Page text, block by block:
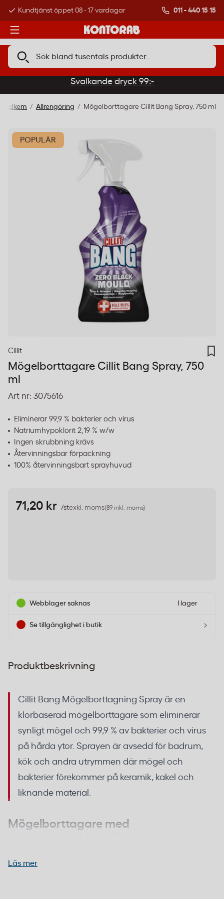
Kundtjänst öppet 08 - 17 vardagar Över 500 000
011 - 440 15 15
Svalkande dryck 99:-
Allrengöring Mögelborttagare Cillit Bang Spray, 750 ml
POPULÄR
Cillit
Mögelborttagare Cillit Bang Spray, 750
ml
Art nr: 3075616
Eliminerar 99,9 % bakterier och virus
Natriumhypoklorit 2,19 % w/w
Ingen skrubbning krävs
Återvinningsbar förpackning
100% återvinningsbart sprayhuvud
71,20 kr /stexkl. moms(89 inkl. moms)
Webblager saknas I lager
Se tillgänglighet i butik ›
Produktbeskrivning
Cillit Bang Mögelborttagning Spray är en
klorbaserad mögelborttagare som eliminerar
synligt mögel och 99,9 % av bakterier och virus
på hårda ytor. Sprayen är avsedd för badrum,
kök och andra utrymmen där mögel och
bakterier förekommer på keramik, kakel och
liknande material.
Mögelborttagare med
Läs mer